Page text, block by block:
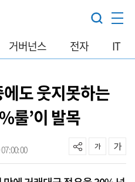
거버넌스 전자 IT
도 웃지못하는
룰’이 발목